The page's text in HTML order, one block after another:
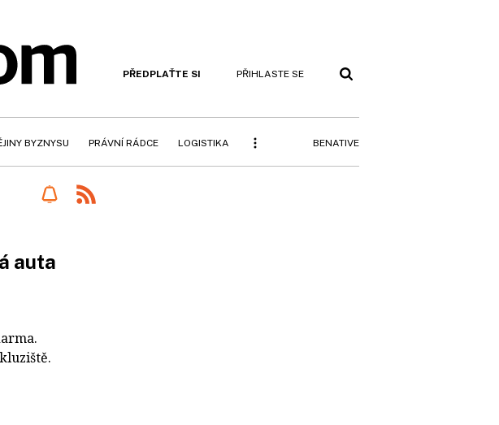
PŘEDPLAŤTE SI PŘIHLASTE SE
BYZNYSU PRÁVNÍ RÁDCE LOGISTIKA BENATIVE
auta